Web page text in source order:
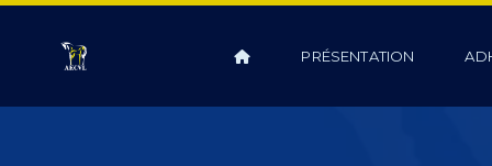
PRÉSENTATION